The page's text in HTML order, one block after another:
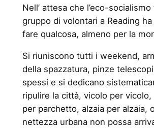
Nell’ attesa che l’eco-
gruppo di volontari a Reading
fare qualcosa, almeno per la
Si riuniscono tutti i weekend,
della spazzatura, pinze
spessi e si dedicano
ripulire la città, vicolo per
per parchetto, alzaia per alzaia,
nettezza urbana non possa